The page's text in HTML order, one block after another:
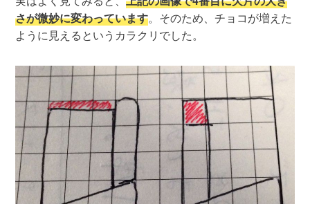
さが微妙に変わっています。そのため、チョコが増えた
ように見えるというカラクリでした。